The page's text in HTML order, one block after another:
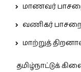
மாணவர்
வணிகர்
மாற்றுத்
தமிழ்நாட்டுக்